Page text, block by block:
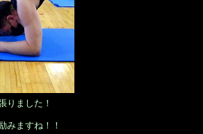
りました！
みますね！！